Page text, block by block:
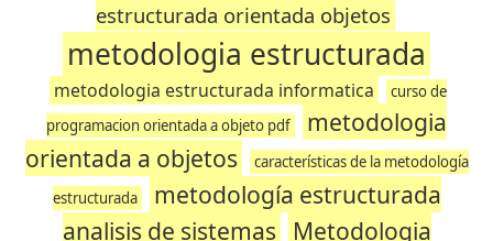
estructurada orientada objetos
metodologia estructurada
metodologia estructurada informatica
curso de
programacion orientada a objeto pdf
metodologia
orientada a objetos
características de la metodología
estructurada
metodología estructurada
analisis de sistemas
Metodologia